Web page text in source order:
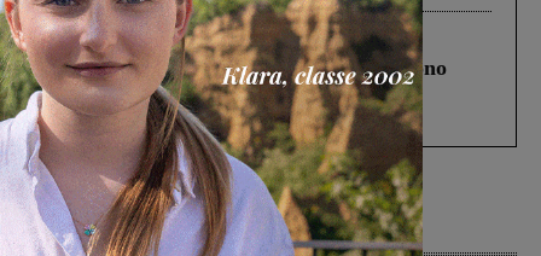
Cronaca 4 Agosto 2026
Un anno fa la strage in A1 in cui morirono
Gianni, Giulia e Franco. Lo schianto, il
processo, lo stop ai sorpassi fra tir....